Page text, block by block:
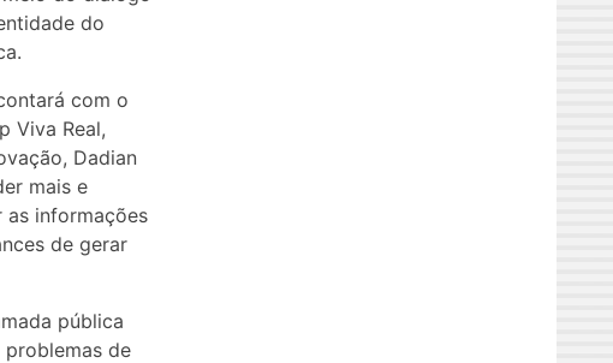
do
com o
Viva Real,
Dadian
mais e
as informações
de gerar
pública
de